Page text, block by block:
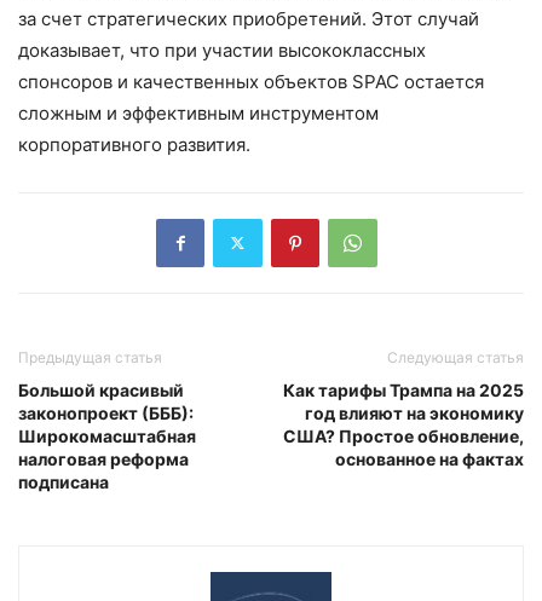
за счет стратегических приобретений. Этот случай
доказывает, что при участии высококлассных
спонсоров и качественных объектов SPAC остается
сложным и эффективным инструментом
корпоративного развития.
Предыдущая статья
Большой красивый
законопроект (БББ):
Широкомасштабная
налоговая реформа
подписана
Следующая статья
Как тарифы Трампа на 2025
год влияют на экономику
США? Простое обновление,
основанное на фактах